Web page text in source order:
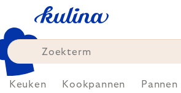
content
Keuken Kookpannen Pannen